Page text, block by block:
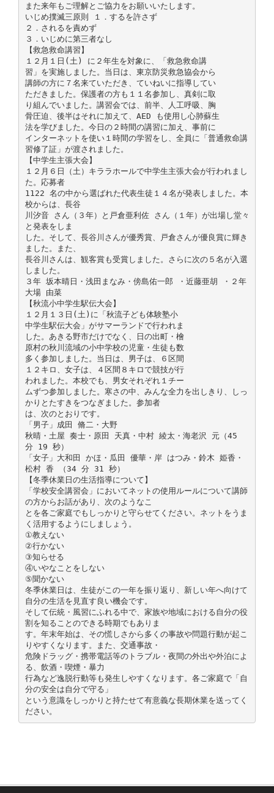
また来年もご理解とご協力をお願いいたします。
いじめ撲滅三原則 １．するを許さず
２．されるを責めず
３．いじめに第三者なし
【救急救命講習】
１２月１日(土) に２年生を対象に、「救急救命講
習」を実施しました。当日は、東京防災救急協会から
講師の方に７名来ていただき、ていねいに指導してい
ただきました。保護者の方も１１名参加し、真剣に取
り組んでいました。講習会では、前半、人工呼吸、胸
骨圧迫、後半はそれに加えて、AED も使用し心肺蘇生
法を学びました。今日の２時間の講習に加え、事前に
インターネットを使い１時間の学習をし、全員に「普通救命講
習修了証」が渡されました。
【中学生主張大会】
１２月６日（土）キララホールで中学生主張大会が行われまし
た。応募者
1122 名の中から選ばれた代表生徒１４名が発表しました。本
校からは、長谷
川汐音 さん（３年）と戸倉亜利佐 さん（１年）が出場し堂々
と発表をしま
した。そして、長谷川さんが優秀賞、戸倉さんが優良賞に輝き
ました。また、
長谷川さんは、観客賞も受賞しました。さらに次の５名が入選
しました。
３年 坂本晴日・浅田まなみ・傍島佑一郎 ・近藤亜胡 ・２年
大場 由菜
【秋流小中学生駅伝大会】
１２月１３日(土)に「秋流子ども体験塾小
中学生駅伝大会」がサマーランドで行われま
した。あきる野市だけでなく、日の出町・檜
原村の秋川流域の小中学校の児童・生徒も数
多く参加しました。当日は、男子は、６区間
１２キロ、女子は、４区間８キロで競技が行
われました。本校でも、男女それぞれ１チー
ムずつ参加しました。寒さの中、みんな全力を出しきり、しっ
かりとたすきをつなぎました。参加者
は、次のとおりです。
「男子」成田 脩二・大野
秋晴・土屋 奏士・原田 天真・中村 綾太・海老沢 元（45
分 19 秒）
「女子」大和田 かほ・瓜田 優華・岸 はつみ・鈴木 姫香・
松村 香 （34 分 31 秒）
【冬季休業日の生活指導について】
「学校安全講習会」においてネットの使用ルールについて講師
の方からお話があり、次のようなこ
とを各ご家庭でもしっかりと守らせてください。ネットをうま
く活用するようにしましょう。
①教えない
②行かない
③知らせる
④いやなことをしない
⑤聞かない
冬季休業日は、生徒がこの一年を振り返り、新しい年へ向けて
自分の生活を見直す良い機会です。
そして伝統・風習にふれる中で、家族や地域における自分の役
割を知ることのできる時期でもありま
す。年末年始は、その慌しさから多くの事故や問題行動が起こ
りやすくなります。また、交通事故・
危険ドラッグ・携帯電話等のトラブル・夜間の外出や外泊によ
る、飲酒・喫煙・暴力
行為など逸脱行動等も発生しやすくなります。各ご家庭で「自
分の安全は自分で守る」
という意識をしっかりと持たせて有意義な長期休業を送ってく